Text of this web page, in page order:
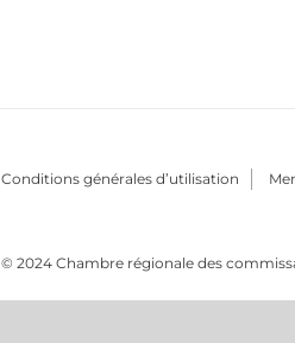
Conditions générales d’utilisation
© 2024 Chambre régionale des